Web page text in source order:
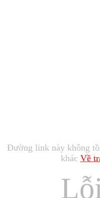
Đường link này không
khác Về